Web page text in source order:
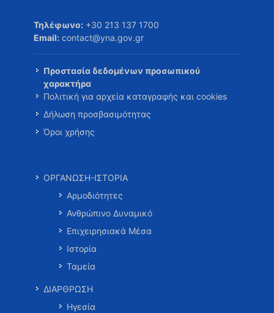
Τηλέφωνο: +30 213 137 1700
Email: contact@yna.gov.gr
Προστασία δεδομένων προσωπικού
χαρακτήρα
Πολιτική για αρχεία καταγραφής και cookies
Δήλωση προσβασιμότητας
Όροι χρήσης
ΟΡΓΑΝΩΣΗ-ΙΣΤΟΡΙΑ
Αρμοδιότητες
Ανθρώπινο Δυναμικό
Επιχειρησιακά Μέσα
Ιστορία
Ταμεία
ΔΙΑΡΘΡΩΣΗ
Ηγεσία